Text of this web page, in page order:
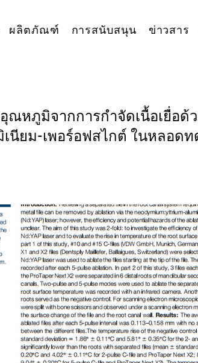
ผลิตภัณฑ์ การสนับสนุน ข่าวสาร
หภูมิจากการกำจัดเนื้อเยื่อด้ว
นียม-เพอร์อฟสไกต์ ในหลอดท